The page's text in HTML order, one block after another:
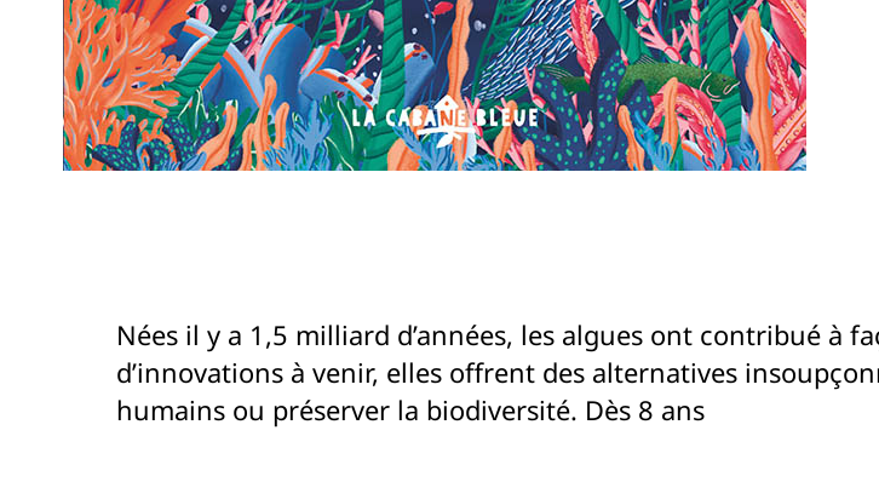
Nées il y a 1,5 milliard d’années, les algues ont contribué à
d’innovations à venir, elles offrent des alternatives
humains ou préserver la biodiversité. Dès 8 ans